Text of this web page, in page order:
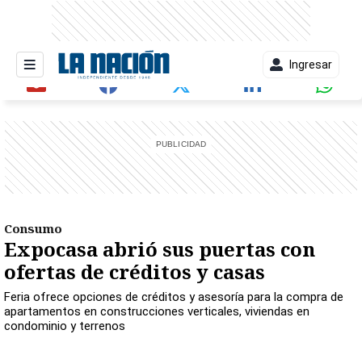
Ingresar
Consumo
Expocasa abrió sus puertas con
ofertas de créditos y casas
Feria ofrece opciones de créditos y asesoría para la compra de
apartamentos en construcciones verticales, viviendas en
condominio y terrenos